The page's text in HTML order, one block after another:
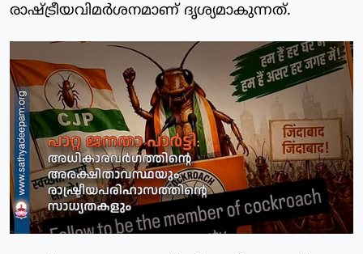
രാഷ്ട്രീയവിമർശനമാണ് ദൃശ്യമാകുന്നത്.